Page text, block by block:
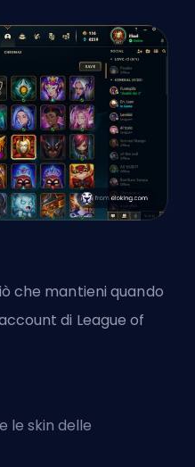
che mantieni quando
di League of
le skin delle